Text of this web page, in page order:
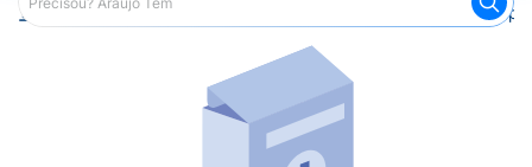
Araujo Medicamentos